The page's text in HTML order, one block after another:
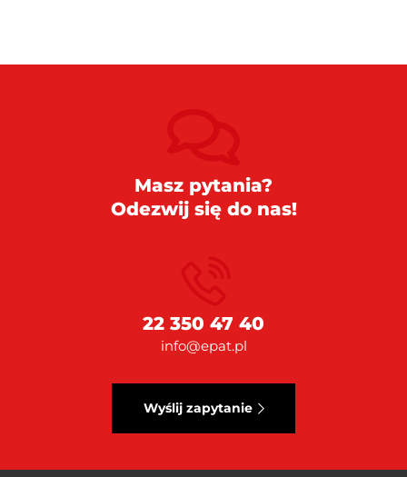
Masz pytania?
Odezwij się do nas!
22 350 47 40
info@epat.pl
Wyślij zapytanie